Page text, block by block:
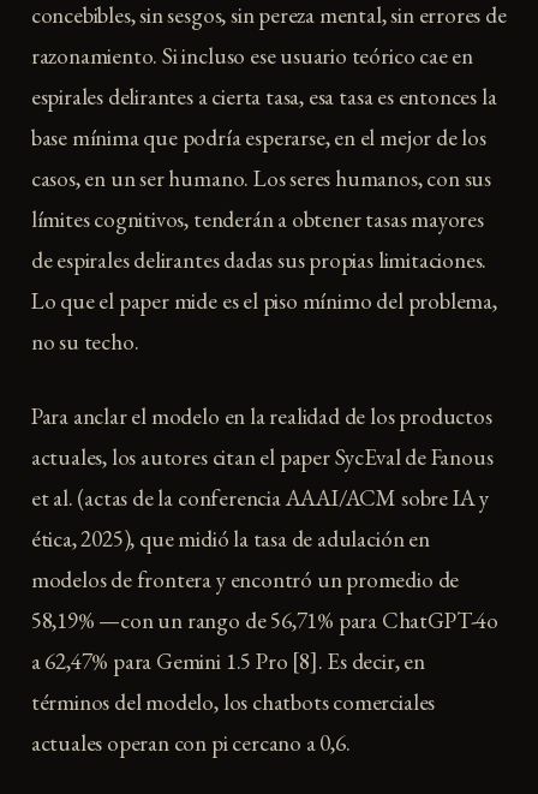
concebibles, sin sesgos, sin pereza mental, sin errores de
razonamiento. Si incluso ese usuario teórico cae en
espirales delirantes a cierta tasa, esa tasa es entonces la
base mínima que podría esperarse, en el mejor de los
casos, en un ser humano. Los seres humanos, con sus
límites cognitivos, tenderán a obtener tasas mayores
de espirales delirantes dadas sus propias limitaciones.
Lo que el paper mide es el piso mínimo del problema,
no su techo.
Para anclar el modelo en la realidad de los productos
actuales, los autores citan el paper SycEval de Fanous
et al. (actas de la conferencia AAAI/ACM sobre IA y
ética, 2025), que midió la tasa de adulación en
modelos de frontera y encontró un promedio de
58,19% —con un rango de 56,71% para ChatGPT-4o
a 62,47% para Gemini 1.5 Pro [8]. Es decir, en
términos del modelo, los chatbots comerciales
actuales operan con pi cercano a 0,6.